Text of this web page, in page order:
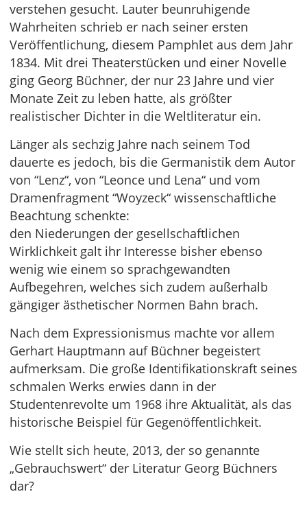
verstehen gesucht. Lauter beunruhigende
Wahrheiten schrieb er nach seiner ersten
Veröffentlichung, diesem Pamphlet aus dem Jahr
1834. Mit drei Theaterstücken und einer Novelle
ging Georg Büchner, der nur 23 Jahre und vier
Monate Zeit zu leben hatte, als größter
realistischer Dichter in die Weltliteratur ein.
Länger als sechzig Jahre nach seinem Tod
dauerte es jedoch, bis die Germanistik dem Autor
von “Lenz“, von “Leonce und Lena“ und vom
Dramenfragment “Woyzeck“ wissenschaftliche
Beachtung schenkte:
den Niederungen der gesellschaftlichen
Wirklichkeit galt ihr Interesse bisher ebenso
wenig wie einem so sprachgewandten
Aufbegehren, welches sich zudem außerhalb
gängiger ästhetischer Normen Bahn brach.
Nach dem Expressionismus machte vor allem
Gerhart Hauptmann auf Büchner begeistert
aufmerksam. Die große Identifikationskraft seines
schmalen Werks erwies dann in der
Studentenrevolte um 1968 ihre Aktualität, als das
historische Beispiel für Gegenöffentlichkeit.
Wie stellt sich heute, 2013, der so genannte
„Gebrauchswert“ der Literatur Georg Büchners
dar?